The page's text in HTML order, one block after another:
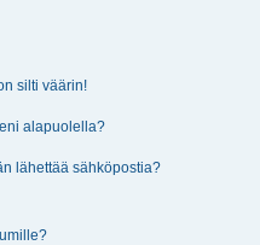
silti väärin!
alapuolella?
lähettää sähköpostia?